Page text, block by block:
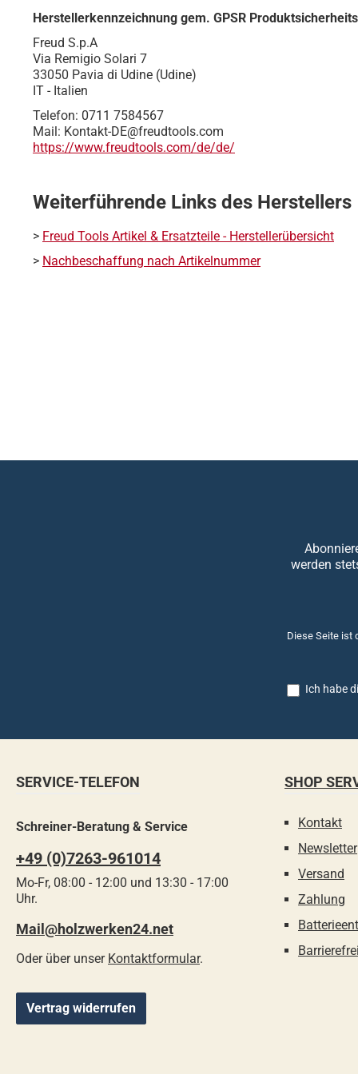
Herstellerkennzeichnung gem. GPSR
Freud S.p.A
Via Remigio Solari 7
33050 Pavia di Udine (Udine)
IT - Italien
Telefon: 0711 7584567
Mail: Kontakt-DE@freudtools.com
https://www.freudtools.com/de/de/
Weiterführende Links des Herstellers
> Freud Tools Artikel & Ersatzteile - Herstellerübersicht
> Nachbeschaffung nach Artikelnummer
werden
Diese Seite ist
Ich habe
SERVICE-TELEFON
Schreiner-Beratung & Service
+49 (0)7263-961014
Mo-Fr, 08:00 - 12:00 und 13:30 - 17:00
Uhr.
Mail@holzwerken24.net
Oder über unser Kontaktformular.
Vertrag widerrufen
SHOP
Kontakt
Newsletter
Versand
Zahlung